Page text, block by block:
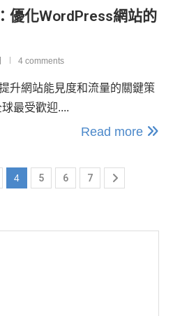
優化WordPress網站的
4 comments
升網站能見度和流量的關鍵策
最受歡迎....
Read more
4 5 6 7